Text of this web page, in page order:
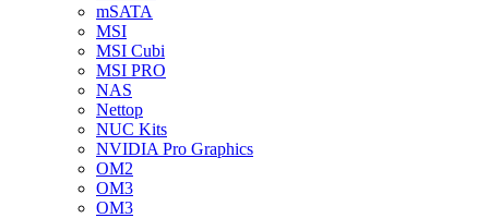
mSATA
MSI
MSI Cubi
MSI PRO
NAS
Nettop
NUC Kits
NVIDIA Pro Graphics
OM2
OM3
OM3